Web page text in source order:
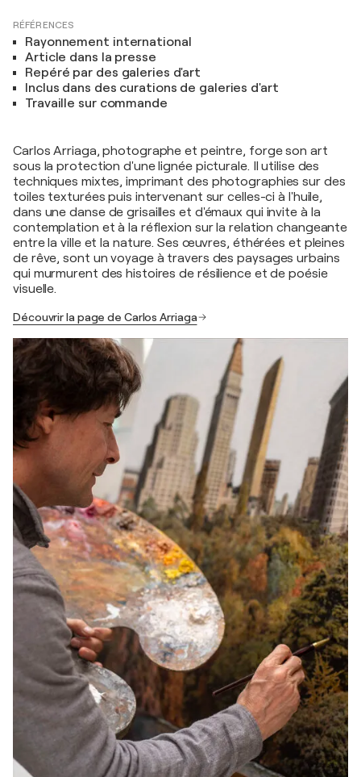
RÉFÉRENCES
Rayonnement international
Article dans la presse
Repéré par des galeries d'art
Inclus dans des curations de galeries d'art
Travaille sur commande
Carlos Arriaga, photographe et peintre, forge son art
sous la protection d'une lignée picturale. Il utilise des
techniques mixtes, imprimant des photographies sur des
toiles texturées puis intervenant sur celles-ci à l'huile,
dans une danse de grisailles et d'émaux qui invite à la
contemplation et à la réflexion sur la relation changeante
entre la ville et la nature. Ses œuvres, éthérées et pleines
de rêve, sont un voyage à travers des paysages urbains
qui murmurent des histoires de résilience et de poésie
visuelle.
Découvrir la page de Carlos Arriaga